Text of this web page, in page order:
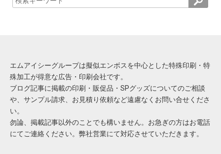
エムアイシーグループは擬似エンボスを中心とした特殊印刷・特
殊加工が得意な広告・印刷会社です。
ブログ記事に掲載の印刷・販促品・SPグッズについてのご相談
や、サンプル請求、お見積り依頼など遠慮なくお問い合せくださ
い。
勿論、掲載記事以外のことでも構いません。お急ぎの方はお電話
にてご連絡ください。弊社営業にて対応させていただきます。